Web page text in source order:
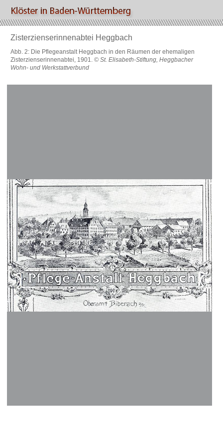
Zisterzienserinnenabtei Heggbach
Abb. 2: Die Pflegeanstalt Heggbach in den Räumen der ehemaligen
Zisterzienserinnenabtei, 1901. © St. Elisabeth-Stiftung, Heggbacher
Wohn- und Werkstattverbund